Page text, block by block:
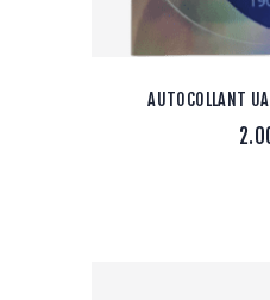
AUTOCOLLANT